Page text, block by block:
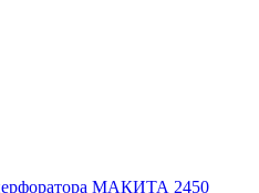
МАКИТА 2450